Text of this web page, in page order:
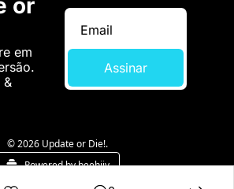
em
&
Assinar
© 2026 Update or Die!.
Powered by beehiiv